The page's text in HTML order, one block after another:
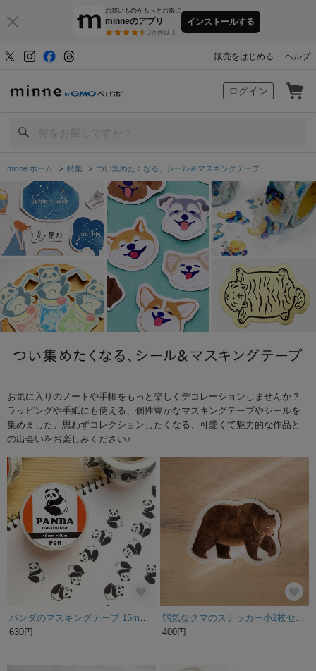
お買いものがもっとお得に
minneのアプリ
3万件以上
インストールする
販売をはじめる ヘルプ
ログイン
minne ホーム ＞ 特集 ＞ つい集めたくなる、シール＆マスキングテープ
お気に入りのノートや手帳をもっと楽しくデコレーションしませんか？
ラッピングや手紙にも使える、個性豊かなマスキングテープやシールを
集めました。思わずコレクションしたくなる、可愛くて魅力的な作品と
の出会いをお楽しみください♪
630円
400円